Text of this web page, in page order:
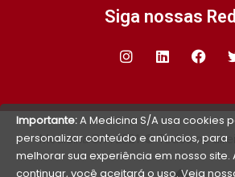
Siga nossas
Medicina S/A 2021 © Todos os
Importante:A Medicina S/A usa cookies
personalizar conteúdo e anúncios, para
melhorar sua experiência em nosso site.
continuar, você aceitará o uso. Veja